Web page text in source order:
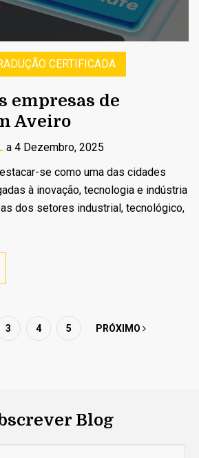
CERTIFICADA
empresas de
Aveiro
a 4 Dezembro, 2025
se como uma das cidades
à inovação, tecnologia e indústria
dos setores industrial, tecnológico,
3 4 5 PRÓXIMO
Blog